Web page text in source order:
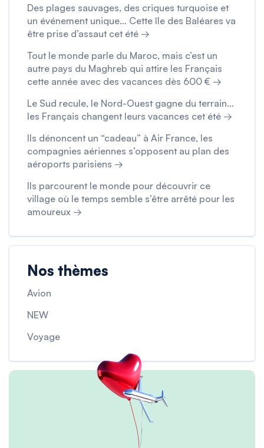
Des plages sauvages, des criques turquoise et
un événement unique… Cette île des Baléares va
être prise d’assaut cet été →
Tout le monde parle du Maroc, mais c’est un
autre pays du Maghreb qui attire les Français
cette année avec des vacances dès 600 € →
Le Sud recule, le Nord-Ouest gagne du terrain…
les Français changent leurs vacances cet été →
Ils dénoncent un “cadeau” à Air France, les
compagnies aériennes s’opposent au plan des
aéroports parisiens →
Ils parcourent le monde pour découvrir ce
village où le temps semble s’être arrêté pour les
amoureux →
Nos thèmes
Avion
NEW
Voyage